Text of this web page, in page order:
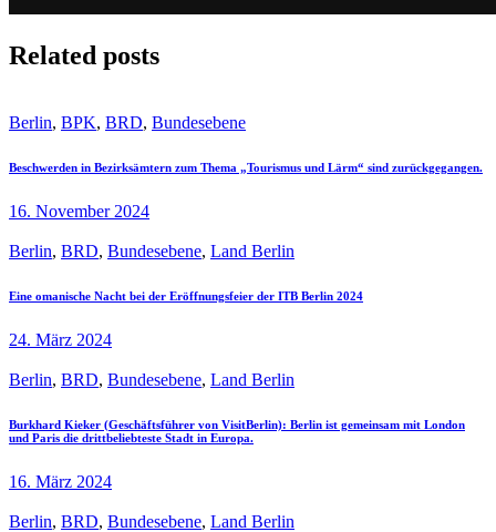
Related posts
Berlin, BPK, BRD, Bundesebene
Beschwerden in Bezirksämtern zum Thema „Tourismus und Lärm“ sind zurückgegangen.
16. November 2024
Berlin, BRD, Bundesebene, Land Berlin
Eine omanische Nacht bei der Eröffnungsfeier der ITB Berlin 2024
24. März 2024
Berlin, BRD, Bundesebene, Land Berlin
Burkhard Kieker (Geschäftsführer von VisitBerlin): Berlin ist gemeinsam mit London
und Paris die drittbeliebteste Stadt in Europa.
16. März 2024
Berlin, BRD, Bundesebene, Land Berlin